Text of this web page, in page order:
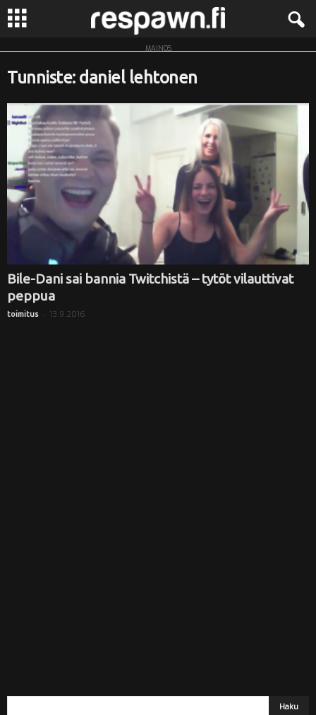
R
MAINOS
Tunniste: daniel lehtonen
Bile-Dani sai bannia Twitchistä – tytöt vilauttivat
peppua
toimitus - 13.9.2016